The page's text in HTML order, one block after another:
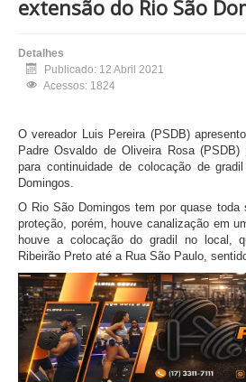
extensão do Rio São
Detalhes
Publicado: 12 Abril 2021
Acessos: 1824
O vereador Luis Pereira (PSDB)
Padre Osvaldo de Oliveira Rosa
para continuidade de colocação de
Domingos.
O Rio São Domingos tem por quase toda
proteção, porém, houve canalização em
houve a colocação do gradil no local,
Ribeirão Preto até a Rua São Paulo,